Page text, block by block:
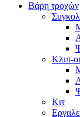
Βάρη τροχών
Κλιπ-
Κιτ